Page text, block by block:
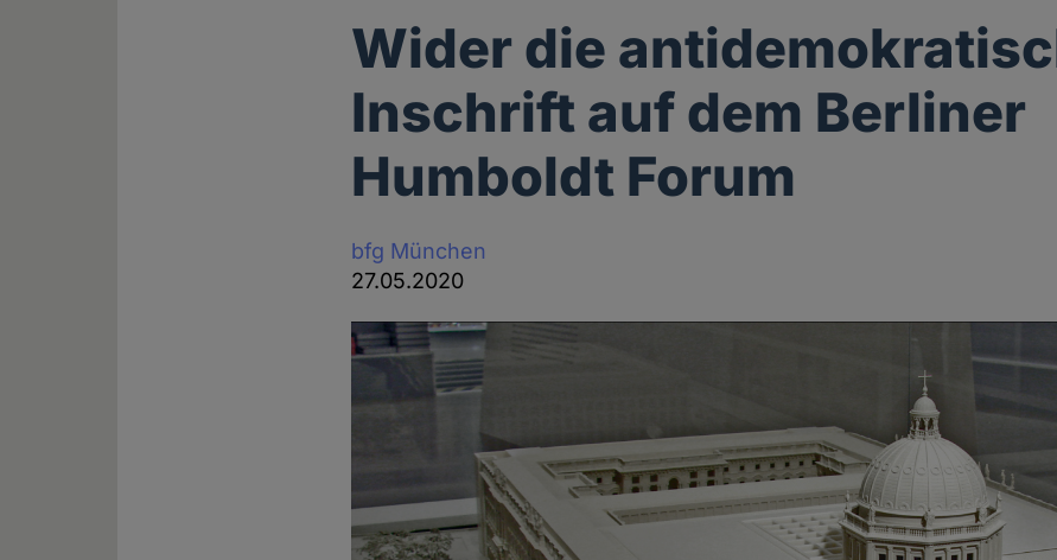
Wider die
Inschrift auf dem Berliner
Humboldt Forum
bfg München
27.05.2020